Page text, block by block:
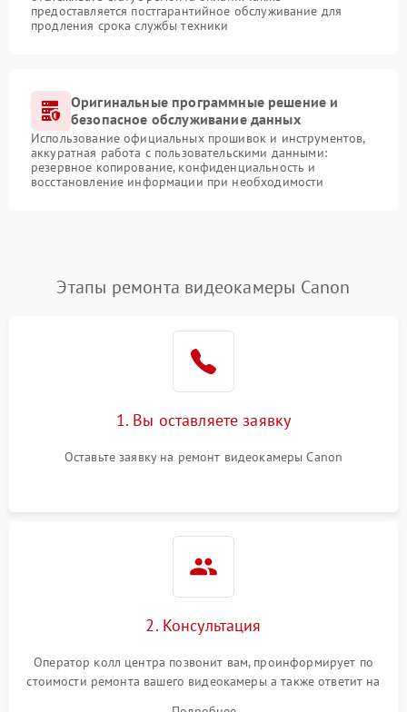
предоставляется постгарантийное обслуживание для
продления срока службы техники
Оригинальные программные решение и
безопасное обслуживание данных
Использование официальных прошивок и инструментов,
аккуратная работа с пользовательскими данными:
резервное копирование, конфиденциальность и
восстановление информации при необходимости
Этапы ремонта видеокамеры Canon
1. Вы оставляете заявку
Оставьте заявку на ремонт видеокамеры Canon
2. Консультация
Оператор колл центра позвонит вам, проинформирует по
стоимости ремонта вашего видеокамеры а также ответит на